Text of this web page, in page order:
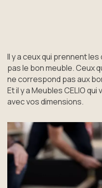
Il y a ceux qui prennent
pas le bon meuble. Ceux
ne correspond pas aux
Et il y a Meubles CELIO
avec vos dimensions.